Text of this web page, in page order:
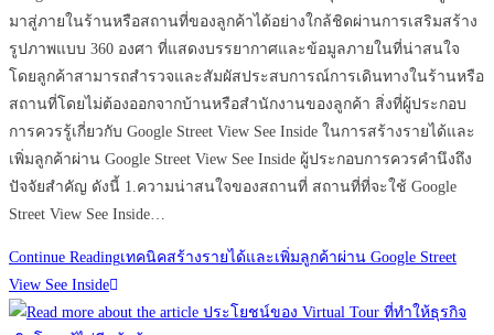
มาสู่ภายในร้านหรือสถานที่ของลูกค้าได้อย่างใกล้ชิดผ่านการเสริมสร้าง
รูปภาพแบบ 360 องศา ที่แสดงบรรยากาศและข้อมูลภายในที่น่าสนใจ
โดยลูกค้าสามารถสำรวจและสัมผัสประสบการณ์การเดินทางในร้านหรือ
สถานที่โดยไม่ต้องออกจากบ้านหรือสำนักงานของลูกค้า สิ่งที่ผู้ประกอบ
การควรรู้เกี่ยวกับ Google Street View See Inside ในการสร้างรายได้และ
เพิ่มลูกค้าผ่าน Google Street View See Inside ผู้ประกอบการควรคำนึงถึง
ปัจจัยสำคัญ ดังนี้ 1.ความน่าสนใจของสถานที่ สถานที่ที่จะใช้ Google
Street View See Inside…
Continue Readingเทคนิคสร้างรายได้และเพิ่มลูกค้าผ่าน Google Street
View See Inside